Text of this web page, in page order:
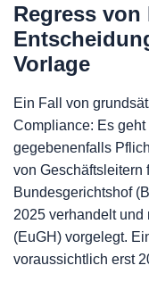
Regress
Vorlage
Ein Fall von
Compliance: Es
gegebenenfalls
von Geschäftsleitern
Bundesgerichtshof
2025 verhandelt
(EuGH) vorgelegt.
voraussichtlich erst